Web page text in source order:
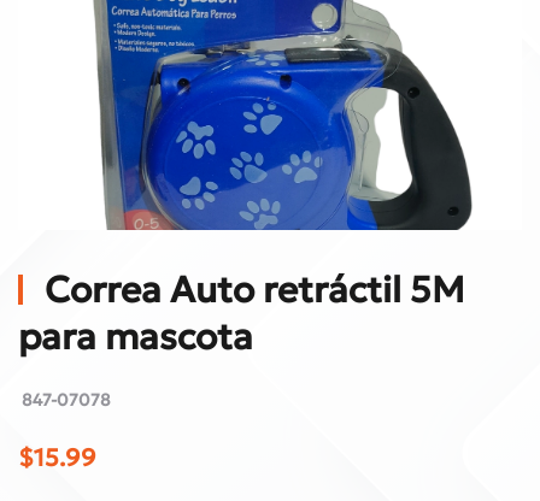
Correa Auto retráctil 5M
para mascota
847-07078
$15.99